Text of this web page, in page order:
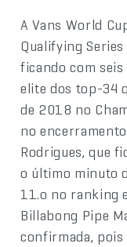
A Vans World
Qualifying
ficando com seis
elite dos top-34
de 2018 no
no
Rodrigues, que
o último minuto
11.o no ranking
Billabong Pipe
confirmada,